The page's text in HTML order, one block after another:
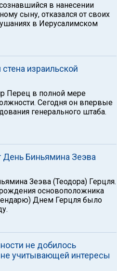
в нанесении
сыну, отказался от своих
в Иерусалимском
израильской
Перец в полной мере
Сегодня он впервые
генерального штаба.
День Биньямина Зеэва
Зеэва (Теодора) Герцля.
основоположника
Днем Герцля было
не добилось
учитывающей интересы